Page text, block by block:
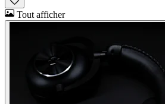
Tout afficher